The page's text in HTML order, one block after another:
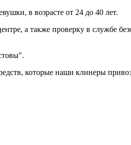
в возрасте от 24 до 40 лет.
а также проверку в службе
которые наши клинеры